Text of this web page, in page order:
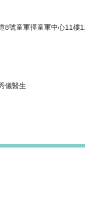
8號童軍徑童軍中心11樓
儀醫生